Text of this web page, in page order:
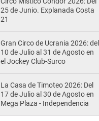
25 de Junio. Explanada Costa
21
Gran Circo de Ucrania 2026: del
10 de Julio al 31 de Agosto en
el Jockey Club-Surco
La Casa de Timoteo 2026: Del
17 de Julio al 30 de Agosto en
Mega Plaza - Independencia